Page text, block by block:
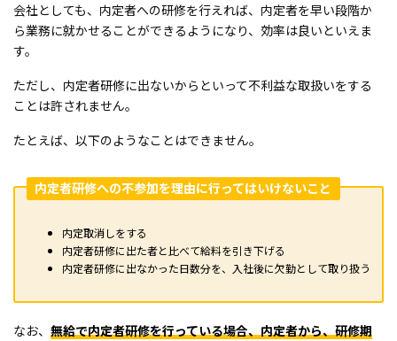
会社としても、内定者への研修を行えれば、内定者を早い段階か
ら業務に就かせることができるようになり、効率は良いといえま
す。
ただし、内定者研修に出ないからといって不利益な取扱いをする
ことは許されません。
たとえば、以下のようなことはできません。
内定者研修への不参加を理由に行ってはいけないこと
内定取消しをする
内定者研修に出た者と比べて給料を引き下げる
内定者研修に出なかった日数分を、入社後に欠勤として取り扱う
なお、 無給で内定者研修を行っている場合、内定者から、研修期